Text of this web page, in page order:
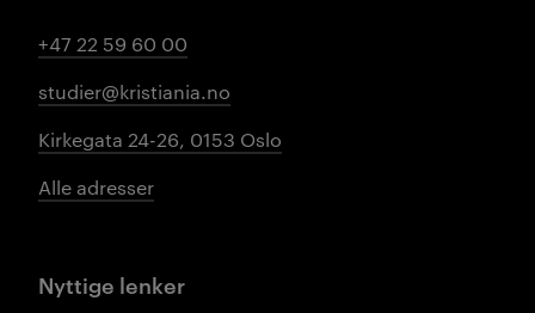
+47 22 59 60 00
studier@kristiania.no
Kirkegata 24-26, 0153 Oslo
Alle adresser
Nyttige lenker